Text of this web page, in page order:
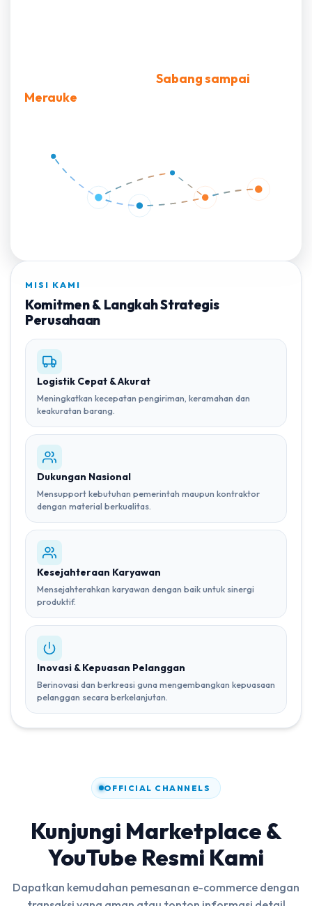
Sabang sampai
Merauke
MISI KAMI
Komitmen & Langkah Strategis
Perusahaan
Logistik Cepat & Akurat
Meningkatkan kecepatan pengiriman, keramahan dan
keakuratan barang.
Dukungan Nasional
Mensupport kebutuhan pemerintah maupun kontraktor
dengan material berkualitas.
Kesejahteraan Karyawan
Mensejahterahkan karyawan dengan baik untuk sinergi
produktif.
Inovasi & Kepuasan Pelanggan
Berinovasi dan berkreasi guna mengembangkan kepuasaan
pelanggan secara berkelanjutan.
OFFICIAL CHANNELS
Kunjungi Marketplace &
YouTube Resmi Kami
Dapatkan kemudahan pemesanan e-commerce dengan